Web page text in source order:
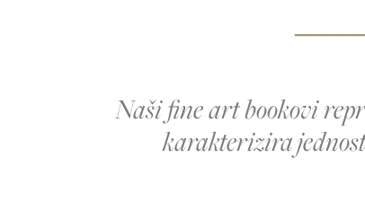
Naši fine art bookovi
karakterizira